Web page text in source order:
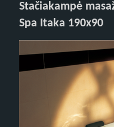
Stačiakampė
Spa Itaka 190x90